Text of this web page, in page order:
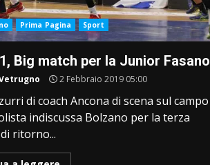
Prima Pagina Sport
Big match per la Junior Fasano
2 Febbraio 2019 05:00
di coach Ancona di scena sul campo
indiscussa Bolzano per la terza
ritorno...